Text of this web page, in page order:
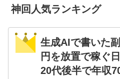
神回人気ランキング
生成AIで書いた
円を放置で稼ぐ
20代後半で年収